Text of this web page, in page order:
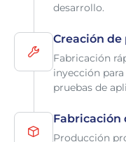
desarrollo.
Creación
Fabricación
inyección
pruebas de
Fabricación
Producción